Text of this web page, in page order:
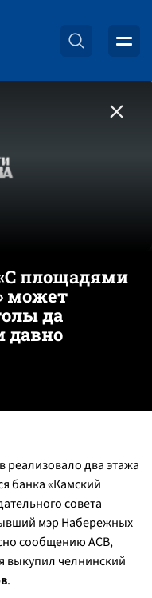
площадями
может
да
давно
реализовало два этажа
банка «Камский
совета
мэр Набережных
сообщению АСВ,
выкупил челнинский
.